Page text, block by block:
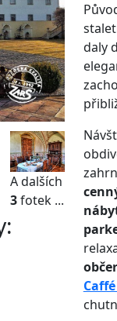
A dalších
3fotek ...
daly